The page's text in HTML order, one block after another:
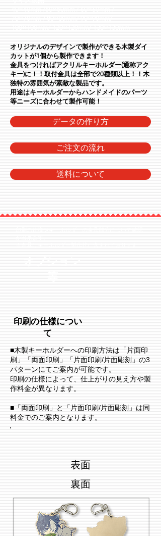
オリジナルのデザインで製作ができる木製ダイ
カットが1個から製作できます！
金具をつければアクリルキーホルダー(通称アク
キー)に！！取付金具は全部で20種類以上！！木
独特の雰囲気が素敵な製品です。
用途はキーホルダーからハンドメイドのパーツ
等ニーズに合わせて製作可能！
データの作り方
ご注文の流れ
送料について
印刷の仕様につい
て
■木製キーホルダーへの印刷方法は「片面印
刷」「両面印刷」「片面印刷/片面彫刻」の3
パターンにてご案内が可能です。
​印刷の仕様によって、仕上がりの見え方や製
作料金が異なります。
■「両面印刷」と「片面印刷/片面彫刻」は同
料金でのご案内となります。
表面
裏面